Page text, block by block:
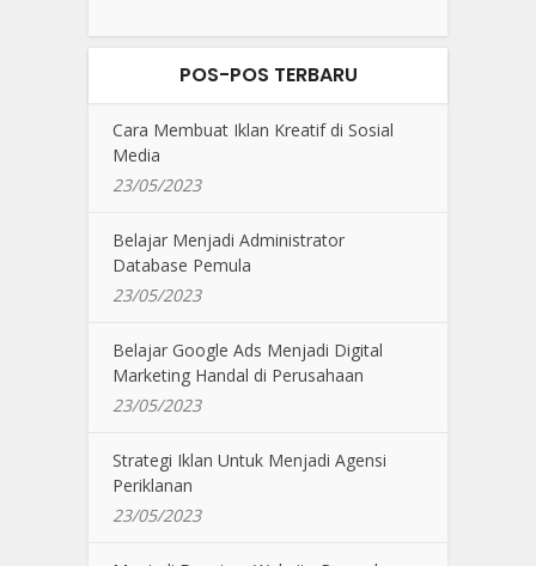
POS-POS TERBARU
Cara Membuat Iklan Kreatif di Sosial
Media
23/05/2023
Belajar Menjadi Administrator
Database Pemula
23/05/2023
Belajar Google Ads Menjadi Digital
Marketing Handal di Perusahaan
23/05/2023
Strategi Iklan Untuk Menjadi Agensi
Periklanan
23/05/2023